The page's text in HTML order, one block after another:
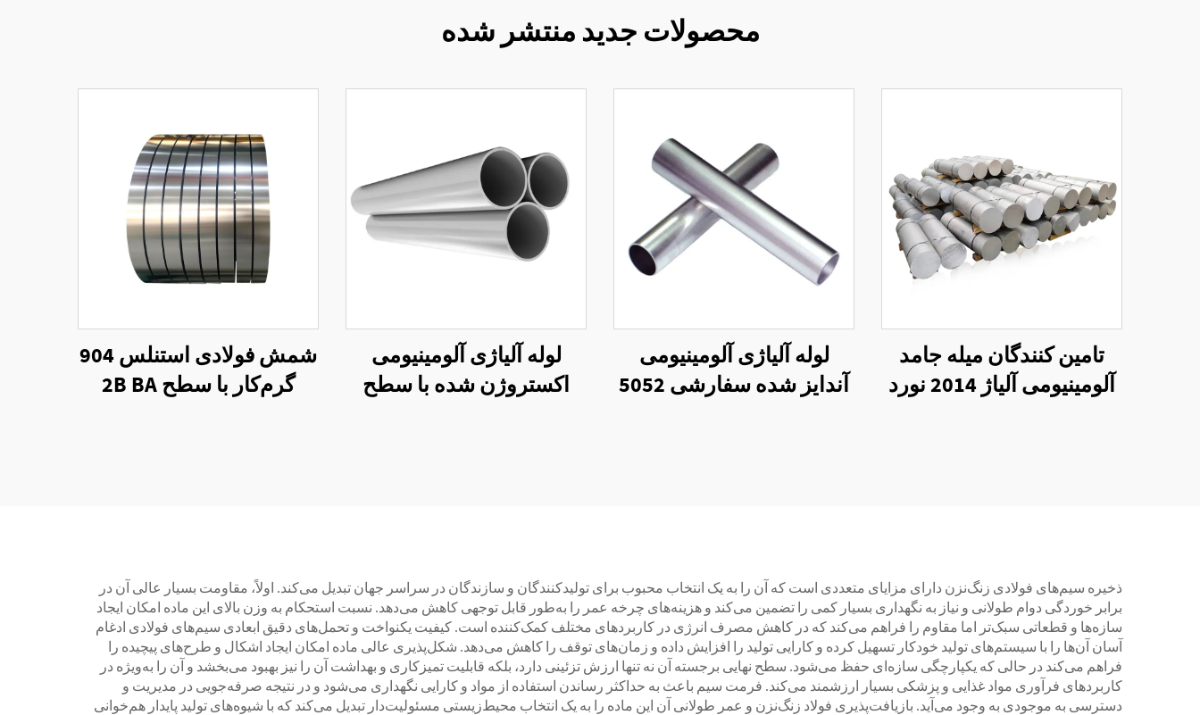
محصولات جدید منتشر شده
تامین کنندگان میله جامد
آلومینیومی آلیاژ 2014 نورد
لوله آلیاژی آلومینیومی
آندایز شده سفارشی 5052
لوله آلیاژی آلومینیومی
اکستروژن شده با سطح
شمش فولادی استنلس 904
گرم‌کار با سطح 2B BA
ذخیره سیم‌های فولادی زنگ‌نزن دارای مزایای متعددی است که آن را به یک انتخاب محبوب برای تولیدکنندگان و سازندگان در سراسر جهان تبدیل می‌کند. اولاً، مقاومت بسیار عالی آن در
برابر خوردگی دوام طولانی و نیاز به نگهداری بسیار کمی را تضمین می‌کند و هزینه‌های چرخه عمر را به‌طور قابل توجهی کاهش می‌دهد. نسبت استحکام به وزن بالای این ماده امکان ایجاد
سازه‌ها و قطعاتی سبک‌تر اما مقاوم را فراهم می‌کند که در کاهش مصرف انرژی در کاربردهای مختلف کمک‌کننده است. کیفیت یکنواخت و تحمل‌های دقیق ابعادی سیم‌های فولادی ادغام
آسان آن‌ها را با سیستم‌های تولید خودکار تسهیل کرده و کارایی تولید را افزایش داده و زمان‌های توقف را کاهش می‌دهد. شکل‌پذیری عالی ماده امکان ایجاد اشکال و طرح‌های پیچیده را
فراهم می‌کند در حالی که یکپارچگی سازه‌ای حفظ می‌شود. سطح نهایی برجسته آن نه تنها ارزش تزئینی دارد، بلکه قابلیت تمیزکاری و بهداشت آن را نیز بهبود می‌بخشد و آن را به‌ویژه در
کاربردهای فرآوری مواد غذایی و پزشکی بسیار ارزشمند می‌کند. فرمت سیم باعث به حداکثر رساندن استفاده از مواد و کارایی نگهداری می‌شود و در نتیجه صرفه‌جویی در مدیریت و
دسترسی به موجودی به وجود می‌آید. بازیافت‌پذیری فولاد زنگ‌نزن و عمر طولانی آن این ماده را به یک انتخاب محیط‌زیستی مسئولیت‌دار تبدیل می‌کند که با شیوه‌های تولید پایدار هم‌خوانی